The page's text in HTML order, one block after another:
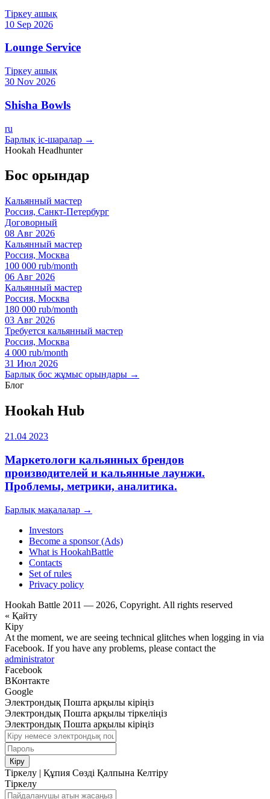
Тіркеу ашық
10 Sep 2026
Lounge Service
Тіркеу ашық
30 Nov 2026
Shisha Bowls
ru
Барлық іс-шаралар →
Hookah Headhunter
Бос орындар
Кальянный мастер
Россия, Санкт-Петербург
Договорный
08 Авг 2026
Кальянный мастер
Россия, Москва
100 000 rub/month
06 Авг 2026
Кальянный мастер
Россия, Москва
180 000 rub/month
03 Авг 2026
Требуется кальянный мастер
Россия, Москва
4 000 rub/month
31 Июл 2026
Барлық бос жұмыс орындары →
Блог
Hookah Hub
21.04 2023
Маркетологи кальянных брендов
производителей и кальянные лаунжи.
Проблемы, метрики, аналитика.
Барлық мақалалар →
Investors
Become a sponsor (Ads)
What is HookahBattle
Contacts
Set of rules
Privacy policy
Hookah Battle 2011 — 2026, Copyright. All rights reserved
« Қайту
Кіру
At the moment, we are seeing technical glitches when logging in via
Facebook. If you have any problems, please contact the
administrator
Facebook
ВКонтакте
Google
Электрондық Пошта арқылы кіріңіз
Электрондық Пошта арқылы тіркеліңіз
Электрондық Пошта арқылы кіріңіз
Кіру
Тіркелу | Құпия Сөзді Қалпына Келтіру
Тіркелу